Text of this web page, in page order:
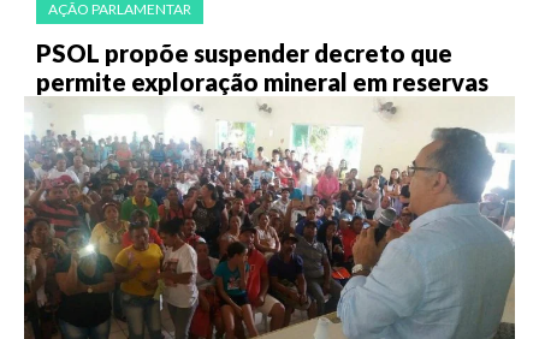
AÇÃO PARLAMENTAR
PSOL propõe suspender decreto que
permite exploração mineral em reservas